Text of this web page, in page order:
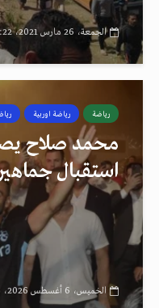
الجمعة، 26 مارس 2021، 3:22 م
رياضة رياضة اوربية
محمد صلاح
استقبال
الخميس، 6 أغسطس 2026، 6:46 ص